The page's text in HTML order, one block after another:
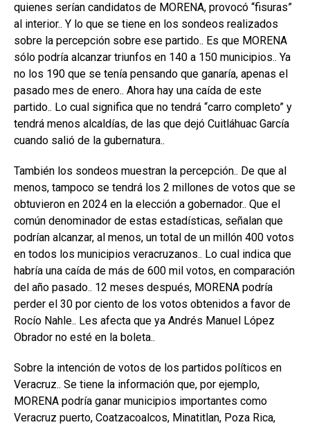
quienes serían candidatos de MORENA, provocó “fisuras”
al interior.. Y lo que se tiene en los sondeos realizados
sobre la percepción sobre ese partido.. Es que MORENA
sólo podría alcanzar triunfos en 140 a 150 municipios.. Ya
no los 190 que se tenía pensando que ganaría, apenas el
pasado mes de enero.. Ahora hay una caída de este
partido.. Lo cual significa que no tendrá “carro completo” y
tendrá menos alcaldías, de las que dejó Cuitláhuac García
cuando salió de la gubernatura..
También los sondeos muestran la percepción.. De que al
menos, tampoco se tendrá los 2 millones de votos que se
obtuvieron en 2024 en la elección a gobernador.. Que el
común denominador de estas estadísticas, señalan que
podrían alcanzar, al menos, un total de un millón 400 votos
en todos los municipios veracruzanos.. Lo cual indica que
habría una caída de más de 600 mil votos, en comparación
del año pasado.. 12 meses después, MORENA podría
perder el 30 por ciento de los votos obtenidos a favor de
Rocío Nahle.. Les afecta que ya Andrés Manuel López
Obrador no esté en la boleta..
Sobre la intención de votos de los partidos políticos en
Veracruz.. Se tiene la información que, por ejemplo,
MORENA podría ganar municipios importantes como
Veracruz puerto, Coatzacoalcos, Minatitlan, Poza Rica,